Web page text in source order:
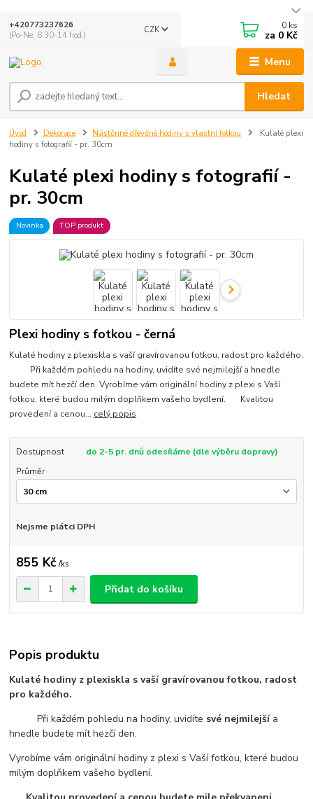
Menu
CZK
Hledat
+420773237626
(Po-Ne, 8:30-14 hod.)
0 ks
za 0 Kč
Úvod Dekorace Nástěnné dřevěné hodiny s vlastní fotkou
Kulaté plexi
hodiny s fotografií - pr. 30cm
Kulaté plexi hodiny s fotografií -
pr. 30cm
Novinka TOP produkt
Plexi hodiny s fotkou - černá
Kulaté hodiny z plexiskla s vaší gravírovanou fotkou, radost pro každého.
Při každém pohledu na hodiny, uvidíte své nejmilejší a hnedle
budete mít hezčí den. Vyrobíme vám originální hodiny z plexi s Vaší
fotkou, které budou milým doplňkem vašeho bydlení. Kvalitou
provedení a cenou... celý popis
Dostupnost
do 2-5 pr. dnů odesíláme (dle výběru dopravy)
Průměr
Nejsme plátci DPH
855 Kč /ks
Přidat do košíku
Popis produktu
Kulaté hodiny z plexiskla s vaší gravírovanou fotkou, radost
pro každého.
Při každém pohledu na hodiny, uvidíte své nejmilejšía
hnedle budete mít hezčí den.
Vyrobíme vám originální hodiny z plexi s Vaší fotkou, které budou
milým doplňkem vašeho bydlení.